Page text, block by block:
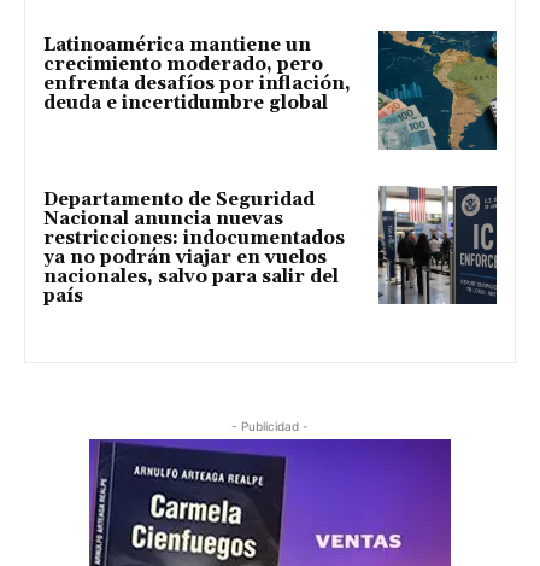
Latinoamérica mantiene un
crecimiento moderado, pero
enfrenta desafíos por inflación,
deuda e incertidumbre global
Departamento de Seguridad
Nacional anuncia nuevas
restricciones: indocumentados
ya no podrán viajar en vuelos
nacionales, salvo para salir del
país
- Publicidad -